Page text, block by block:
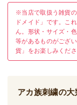
※当店で取扱う雑貨
ドメイド」です。こ
ん。形状・サイズ・
等があるものがござ
貨」をお楽しみくださ
アカ族刺繍の